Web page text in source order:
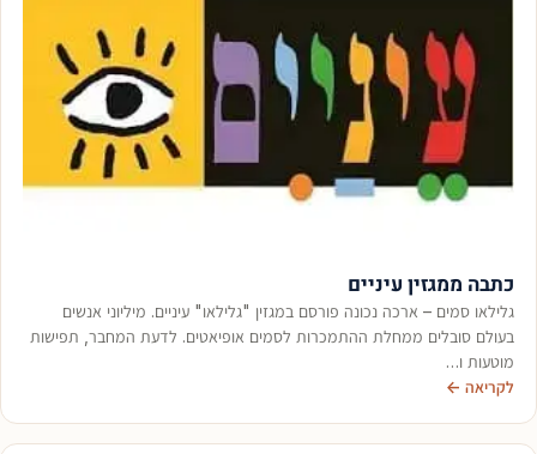
כתבה ממגזין עיניים
גלילאו סמים – ארכה נכונה פורסם במגזין "גלילאו" עיניים. מיליוני אנשים
בעולם סובלים ממחלת ההתמכרות לסמים אופיאטים. לדעת המחבר, תפישות
מוטעות ו…
לקריאה ←